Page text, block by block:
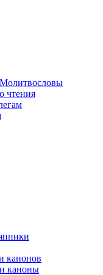
чтения
канонов
каноны